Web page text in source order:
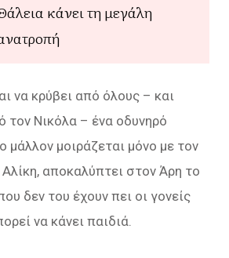
κάνει τη μεγάλη
να κρύβει από όλους – και
τον Νικόλα – ένα οδυνηρό
μάλλον μοιράζεται μόνο με τον
αποκαλύπτει στον Άρη το
δεν του έχουν πει οι γονείς
να κάνει παιδιά.